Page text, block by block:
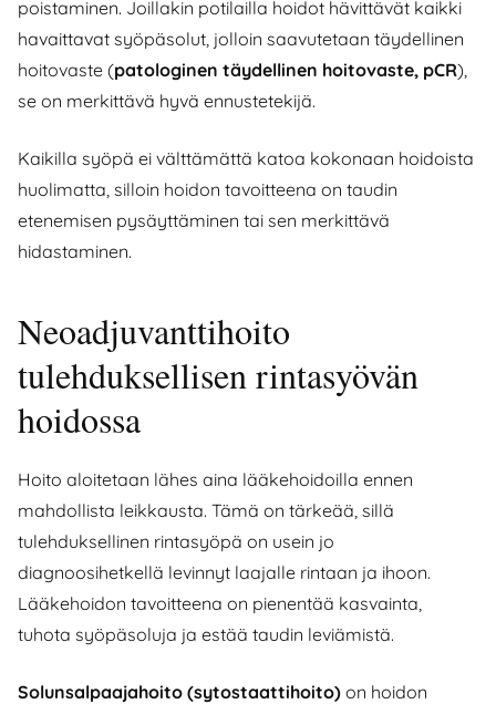
poistaminen. Joillakin potilailla hoidot hävittävät kaikki
havaittavat syöpäsolut, jolloin saavutetaan täydellinen
hoitovaste (patologinen täydellinen hoitovaste, pCR),
se on merkittävä hyvä ennustetekijä.
Kaikilla syöpä ei välttämättä katoa kokonaan hoidoista
huolimatta, silloin hoidon tavoitteena on taudin
etenemisen pysäyttäminen tai sen merkittävä
hidastaminen.
Neoadjuvanttihoito
tulehduksellisen rintasyövän
hoidossa
Hoito aloitetaan lähes aina lääkehoidoilla ennen
mahdollista leikkausta. Tämä on tärkeää, sillä
tulehduksellinen rintasyöpä on usein jo
diagnoosihetkellä levinnyt laajalle rintaan ja ihoon.
Lääkehoidon tavoitteena on pienentää kasvainta,
tuhota syöpäsoluja ja estää taudin leviämistä.
Solunsalpaajahoito (sytostaattihoito) on hoidon